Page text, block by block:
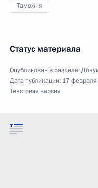
Таможня
Статус материала
Опубликован в разделе:
Дата публикации: 17
Текстовая версия